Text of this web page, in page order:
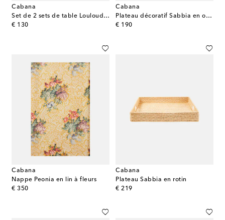
Cabana
Set de 2 sets de table Louloudi en osier
€ 130
original price
Cabana
Plateau décoratif Sabbia en osier
€ 190
original price
Cabana
Nappe Peonia en lin à fleurs
€ 350
original price
Cabana
Plateau Sabbia en rotin
€ 219
original price